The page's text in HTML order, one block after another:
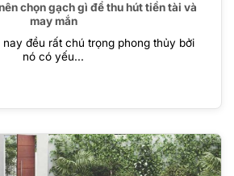
chọn gạch gì để thu hút tiền tài và
may mắn
nay đều rất chú trọng phong thủy bởi
nó có yếu...